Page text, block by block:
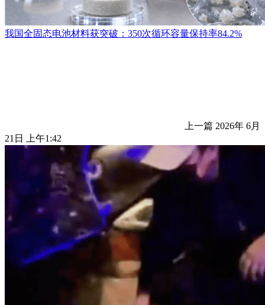
我国全固态电池材料获突破：350次循环容量保持率84.2%
上一篇 2026年 6月
21日 上午1:42